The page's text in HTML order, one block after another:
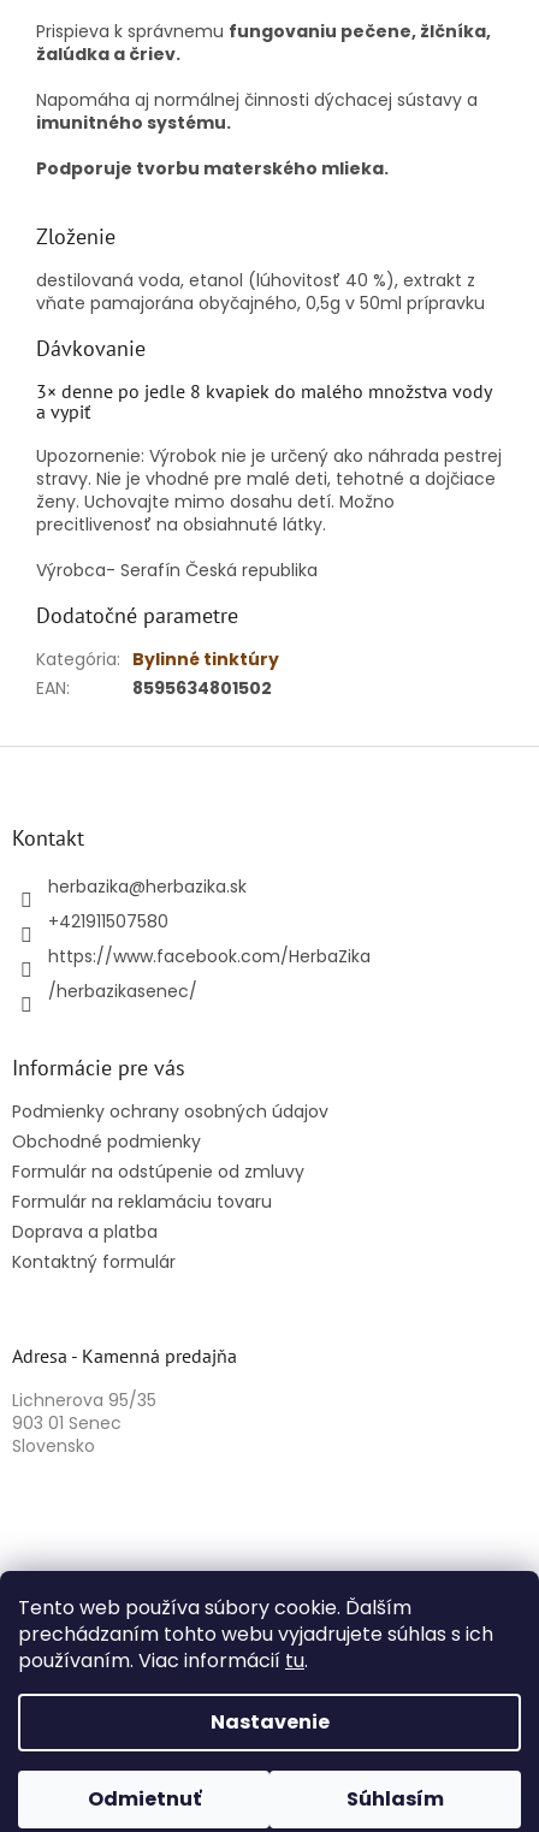
Tento web používa súbory cookie. Ďalším
prechádzaním tohto webu vyjadrujete súhlas s ich
používaním. Viac informácií tu.
Nastavenie
Odmietnuť Súhlasím
Prispieva k správnemu fungovaniu pečene, žlčníka,
žalúdka a čriev.
Napomáha aj normálnej činnosti dýchacej sústavy a
imunitného systému.
Podporuje tvorbu materského mlieka.
Zloženie
destilovaná voda, etanol (lúhovitosť 40 %), extrakt z
vňate pamajorána obyčajného, 0,5g v 50ml prípravku
Dávkovanie
3× denne po jedle 8 kvapiek do malého množstva vody
a vypiť
Upozornenie: Výrobok nie je určený ako náhrada pestrej
stravy. Nie je vhodné pre malé deti, tehotné a dojčiace
ženy. Uchovajte mimo dosahu detí. Možno
precitlivenosť na obsiahnuté látky.
Výrobca- Serafín Česká republika
Dodatočné parametre
Kategória: Bylinné tinktúry
EAN: 8595634801502
Kontakt
herbazika@herbazika.sk
+421911507580
https://www.facebook.com/HerbaZika
/herbazikasenec/
Informácie pre vás
Podmienky ochrany osobných údajov
Obchodné podmienky
Formulár na odstúpenie od zmluvy
Formulár na reklamáciu tovaru
Doprava a platba
Kontaktný formulár
Adresa - Kamenná predajňa
Lichnerova 95/35
903 01 Senec
Slovensko
Copyright 2026Herbazika. Všetky práva vyhradené.
Upraviť nastavenie cookies